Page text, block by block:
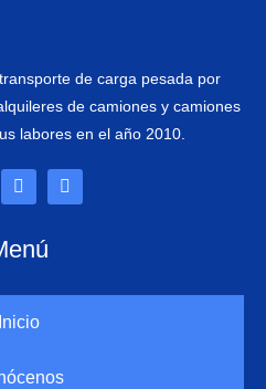
de carga pesada por
de camiones y camiones
labores en el año 2010.
Inicio